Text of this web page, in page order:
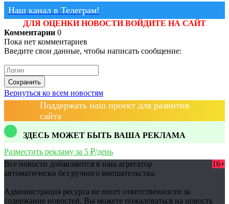
Наш канал в Телеграм!
ДЛЯ ОЦЕНКИ НОВОСТИ ВОЙДИТЕ НА САЙТ
Комментарии 0
Пока нет комментариев
Введите свои данные, чтобы написать сообщение:
Сохранить
Вернуться ко всем новостям
Поддержать наш проект для развития
сайта
ЗДЕСЬ МОЖЕТ БЫТЬ ВАША РЕКЛАМА
Разместить рекламу за 5 ₽/день
Все новости добавляются в наш агрегатор
автоматически без ручного вмешательства.
16+
Администрация ресурса не несет ответственности за
содержание новостей. Вы можете пожаловаться на новость